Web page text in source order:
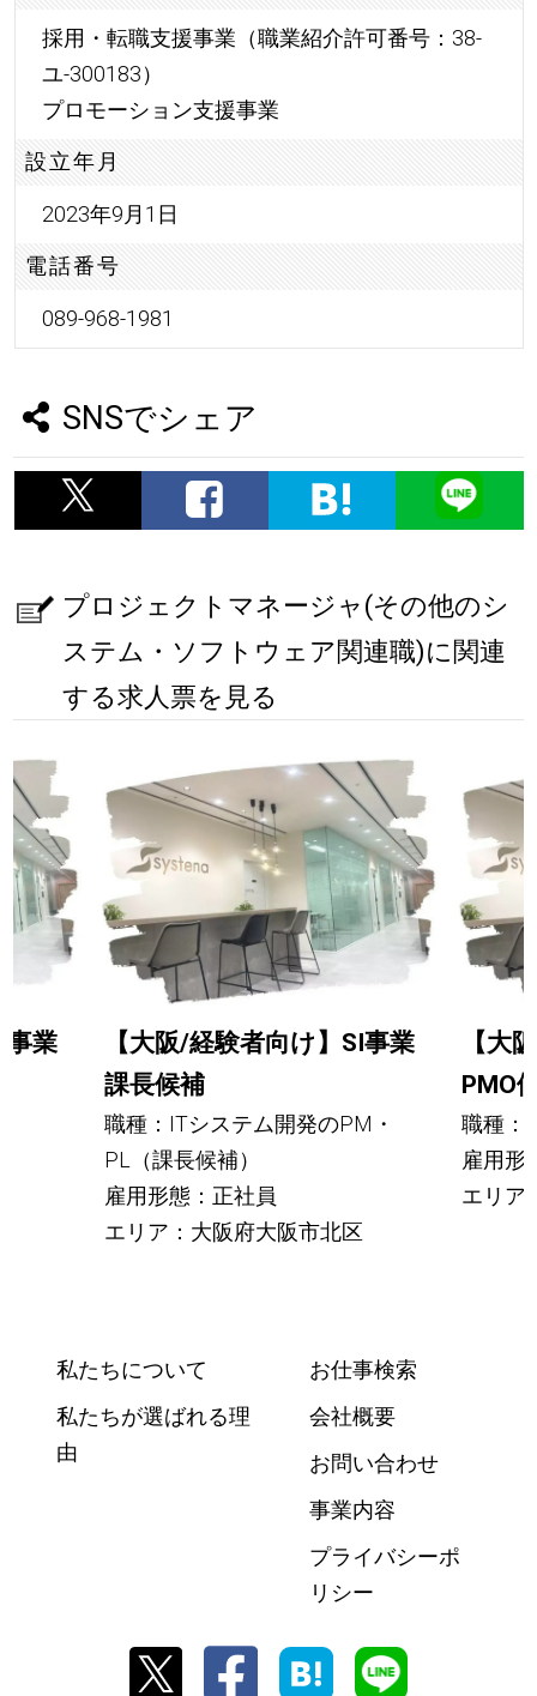
採用・転職支援事業（職業紹介許可番号：38-
ユ-300183）
プロモーション支援事業
設立年月
2023年9月1日
電話番号
089-968-1981
SNSでシェア
プロジェクトマネージャ(その他のシ
ステム・ソフトウェア関連職)に関連
する求人票を見る
事業
【大阪/経験者向け】SI事業
課長候補
職種：ITシステム開発のPM・
PL（課長候補）
雇用形態：正社員
エリア：大阪府大阪市北区
【大
PMO
職種：
雇用形
エリア
私たちについて
私たちが選ばれる理
由
お仕事検索
会社概要
お問い合わせ
事業内容
プライバシーポ
リシー